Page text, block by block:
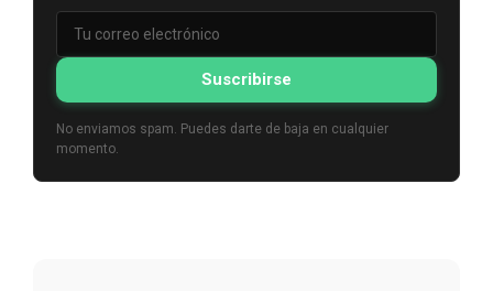
Suscribirse
No enviamos spam. Puedes darte de baja en cualquier
momento.